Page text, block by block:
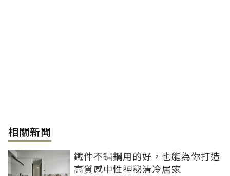
相關新聞
鐵件不鏽鋼用的好，也能為你打造
高質感中性神秘清冷居家